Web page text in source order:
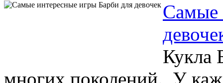
Самые
Кукла
многих поколений. У